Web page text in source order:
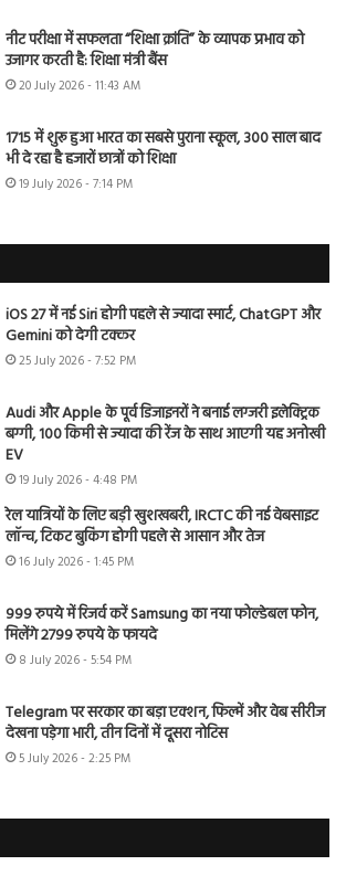
नीट परीक्षा में सफलता “शिक्षा क्रांति” के व्यापक प्रभाव को
उजागर करती है: शिक्षा मंत्री बैंस
20 July 2026 - 11:43 AM
1715 में शुरू हुआ भारत का सबसे पुराना स्कूल, 300 साल बाद
भी दे रहा है हजारों छात्रों को शिक्षा
19 July 2026 - 7:14 PM
iOS 27 में नई Siri होगी पहले से ज्यादा स्मार्ट, ChatGPT और
Gemini को देगी टक्कर
25 July 2026 - 7:52 PM
Audi और Apple के पूर्व डिजाइनरों ने बनाई लग्जरी इलेक्ट्रिक
बग्गी, 100 किमी से ज्यादा की रेंज के साथ आएगी यह अनोखी
EV
19 July 2026 - 4:48 PM
रेल यात्रियों के लिए बड़ी खुशखबरी, IRCTC की नई वेबसाइट
लॉन्च, टिकट बुकिंग होगी पहले से आसान और तेज
16 July 2026 - 1:45 PM
999 रुपये में रिजर्व करें Samsung का नया फोल्डेबल फोन,
मिलेंगे 2799 रुपये के फायदे
8 July 2026 - 5:54 PM
Telegram पर सरकार का बड़ा एक्शन, फिल्में और वेब सीरीज
देखना पड़ेगा भारी, तीन दिनों में दूसरा नोटिस
5 July 2026 - 2:25 PM